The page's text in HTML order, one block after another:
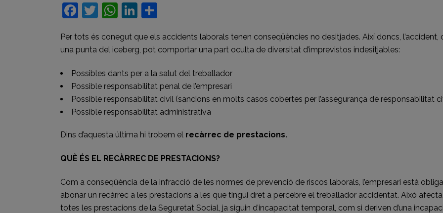
Facebook
Twitter
WhatsApp
LinkedIn
Per tots és conegut que els accidents laborals tenen conseqüències no desitjades. Així doncs, l’accident,
una punta del iceberg, pot comportar una part oculta de diversitat d’imprevistos indesitjables:
Possibles dants per a la salut del treballador
Possible responsabilitat penal de l’empresari
Possible responsabilitat civil (sancions en molts casos cobertes per l’assegurança de responsabilitat
Possible responsabilitat administrativa
Dins d’aquesta última hi trobem el recàrrec de prestacions.
QUÈ ÉS EL RECÀRREC DE PRESTACIONS?
Com a conseqüència de la infracció de les normes de prevenció de riscos laborals, l’empresari està
abonar un recàrrec a les prestacions a les que tingui dret a percebre el treballador accidentat. Això
totes les prestacions de la Seguretat Social, ja siguin d’incapacitat temporal, com si deriven d’una